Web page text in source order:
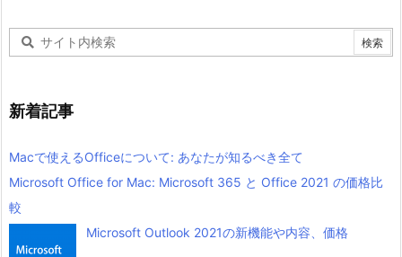
新着記事
Macで使えるOfficeについて: あなたが知るべき全て
Microsoft Office for Mac: Microsoft 365 と Office 2021 の価格比
較
Microsoft Outlook 2021の新機能や内容、価格